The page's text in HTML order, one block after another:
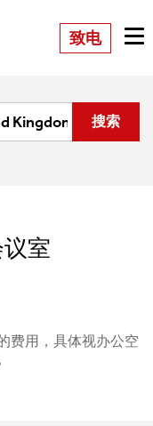
致电
议室
费用，具体视办公空